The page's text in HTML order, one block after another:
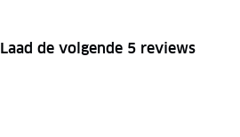
Laad de volgende 5 reviews